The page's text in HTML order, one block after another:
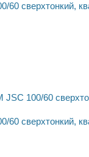
60 сверхтонкий,
60 сверхтонкий,